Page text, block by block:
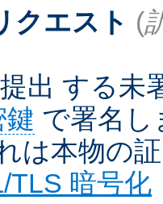
クエスト (
出 する未
鍵 で署名し
は本物の
TLS 暗号化